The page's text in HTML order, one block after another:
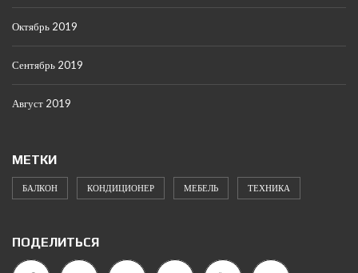
Октябрь 2019
Сентябрь 2019
Август 2019
МЕТКИ
БАЛКОН КОНДИЦИОНЕР МЕБЕЛЬ ТЕХНИКА
ПОДЕЛИТЬСЯ